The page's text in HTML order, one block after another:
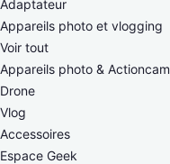
Adaptateur
Appareils photo et vlogging
Voir tout
Appareils photo & Actioncam
Drone
Vlog
Accessoires
Espace Geek